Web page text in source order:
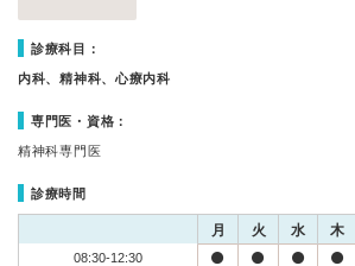
診療科目：
内科、精神科、心療内科
専門医・資格：
精神科専門医
診療時間
月 火 水 木
08:30-12:30